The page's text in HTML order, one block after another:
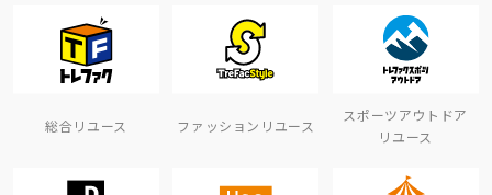
総合リユース ファッションリユース
スポーツアウトドア
リユース